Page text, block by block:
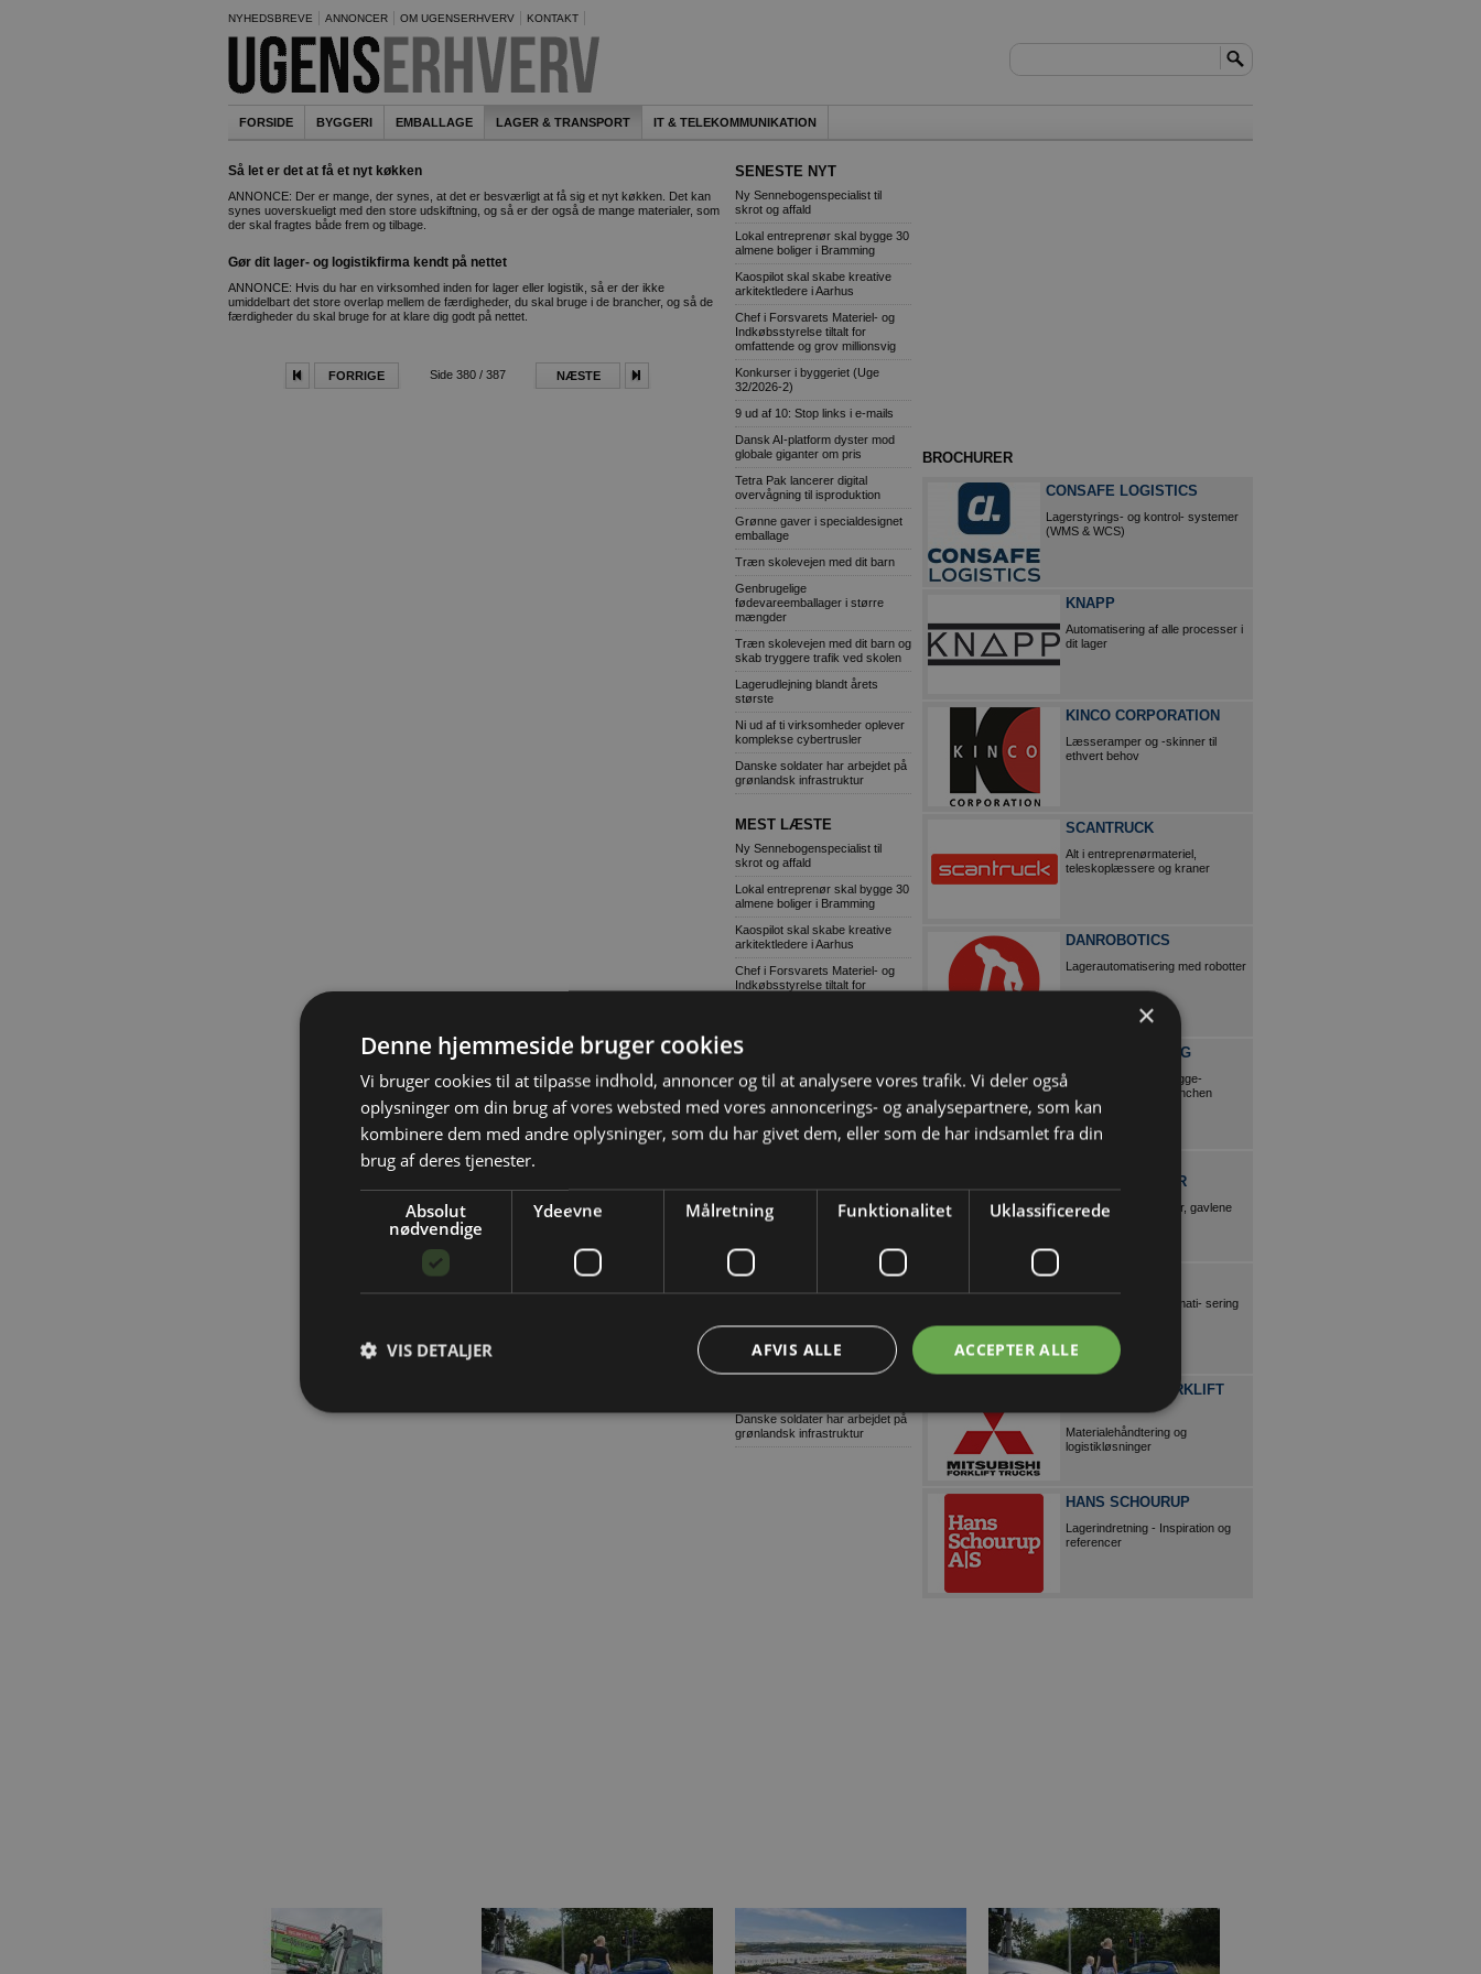
NYHEDSBREVE ANNONCER OM UGENSERHVERV KONTAKT
FORSIDE BYGGERI EMBALLAGE LAGER & TRANSPORT IT & TELEKOMMUNIKATION
Så let er det at få et nyt køkken
ANNONCE: Der er mange, der synes, at det er besværligt at få sig et nyt køkken. Det kan
synes uoverskueligt med den store udskiftning, og så er der også de mange materialer, som
der skal fragtes både frem og tilbage.
Gør dit lager- og logistikfirma kendt på nettet
ANNONCE: Hvis du har en virksomhed inden for lager eller logistik, så er der ikke
umiddelbart det store overlap mellem de færdigheder, du skal bruge i de brancher, og så de
færdigheder du skal bruge for at klare dig godt på nettet.
FORRIGE Side 380 / 387 NÆSTE
SENESTE NYT
Ny Sennebogenspecialist til
skrot og affald
Lokal entreprenør skal bygge 30
almene boliger i Bramming
Kaospilot skal skabe kreative
arkitektledere i Aarhus
Chef i Forsvarets Materiel- og
Indkøbsstyrelse tiltalt for
omfattende og grov millionsvig
Konkurser i byggeriet (Uge
32/2026-2)
9 ud af 10: Stop links i e-mails
Dansk AI-platform dyster mod
globale giganter om pris
Tetra Pak lancerer digital
overvågning til isproduktion
Grønne gaver i specialdesignet
emballage
Træn skolevejen med dit barn
Genbrugelige
fødevareemballager i større
mængder
Træn skolevejen med dit barn og
skab tryggere trafik ved skolen
Lagerudlejning blandt årets
største
Ni ud af ti virksomheder oplever
komplekse cybertrusler
Danske soldater har arbejdet på
grønlandsk infrastruktur
MEST LÆSTE
Ny Sennebogenspecialist til
skrot og affald
Lokal entreprenør skal bygge 30
almene boliger i Bramming
Kaospilot skal skabe kreative
arkitektledere i Aarhus
Chef i Forsvarets Materiel- og
Indkøbsstyrelse tiltalt for
32/2026-2)
Dansk AI-platform dyster mod
globale giganter om pris
Tetra Pak lancerer digital
overvågning til isproduktion
emballage
Træn skolevejen med dit barn
fødevareemballager i større
mængder
Træn skolevejen med dit barn og
største
Ni ud af ti virksomheder oplever
Danske soldater har arbejdet på
grønlandsk infrastruktur
BROCHURER
CONSAFE LOGISTICS
Lagerstyrings- og kontrol- systemer
(WMS & WCS)
KNAPP
Automatisering af alle processer i
dit lager
KINCO CORPORATION
Læsseramper og -skinner til
ethvert behov
SCANTRUCK
Alt i entreprenørmateriel,
teleskoplæssere og kraner
DANROBOTICS
Lagerautomatisering med robotter
BUNDGAARD BYG
Vi er din partner til bygge-
projekter i logistik branchen
LAGERINVENTAR
Lagerreoler i 10 farver, gavlene
leveres samlede.
Digitalisering og automati- sering
MITSUBISHI FORKLIFT
Materialehåndtering og
logistikløsninger
HANS SCHOURUP
Lagerindretning - Inspiration og
referencer
×
Denne hjemmeside bruger cookies
Vi bruger cookies til at tilpasse indhold, annoncer og til at analysere vores trafik. Vi deler også
oplysninger om din brug af vores websted med vores annoncerings- og analysepartnere, som kan
kombinere dem med andre oplysninger, som du har givet dem, eller som de har indsamlet fra din
brug af deres tjenester.
Absolut
nødvendige
Ydeevne Målretning Funktionalitet Uklassificerede
ACCEPTER ALLE
AFVIS ALLE
VIS DETALJER